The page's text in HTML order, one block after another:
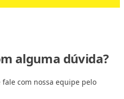
alguma dúvida?
com nossa equipe pelo